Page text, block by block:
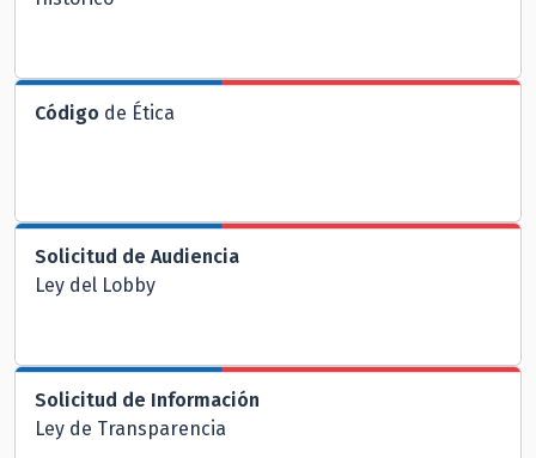
Código de Ética
Solicitud de Audiencia
Ley del Lobby
Solicitud de Información
Ley de Transparencia